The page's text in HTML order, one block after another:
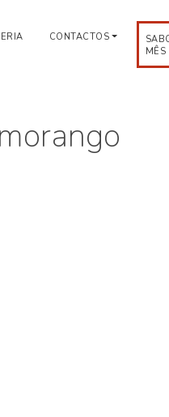
CONTACTOS
MÊS